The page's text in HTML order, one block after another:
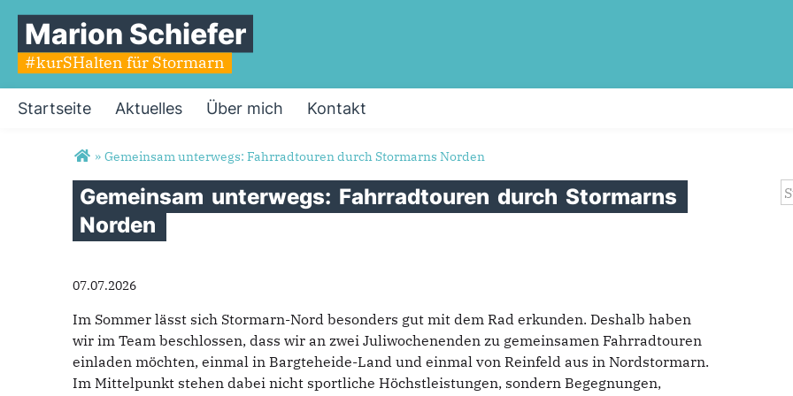
Marion Schiefer
#kurSHalten für Stormarn
Startseite Aktuelles Über mich Kontakt
Sie sind hier
» Gemeinsam unterwegs: Fahrradtouren durch Stormarns Norden
Gemeinsam unterwegs: Fahrradtouren durch Stormarns
Norden
07.07.2026
Im Sommer lässt sich Stormarn-Nord besonders gut mit dem Rad erkunden. Deshalb haben
wir im Team beschlossen, dass wir an zwei Juliwochenenden zu gemeinsamen Fahrradtouren
einladen möchten, einmal in Bargteheide-Land und einmal von Reinfeld aus in Nordstormarn.
Im Mittelpunkt stehen dabei nicht sportliche Höchstleistungen, sondern Begegnungen,